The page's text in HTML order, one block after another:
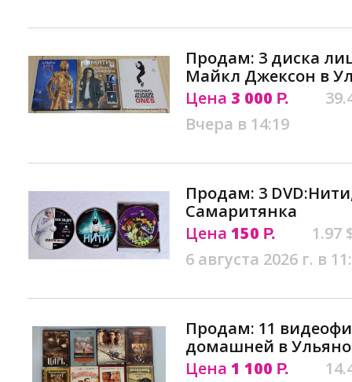
Продам: 3 диска
Майкл Джексон в
Цена 3 000 Р.
Вчера в 14:19
Продам: 3
Самаритянка
Цена 150 Р.
1.97
6 августа 2026 г. в
Продам: 11
домашней в
Цена 1 100 Р.